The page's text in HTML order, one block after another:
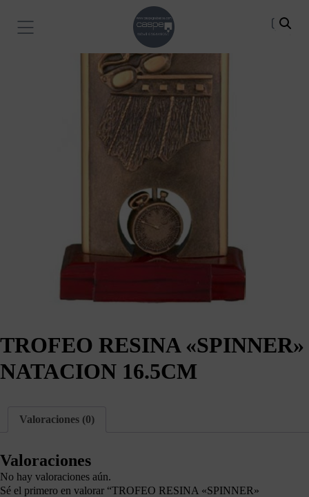
TROFEO RESINA «SPINNER»
NATACION 16.5CM
Valoraciones (0)
Valoraciones
No hay valoraciones aún.
Sé el primero en valorar “TROFEO RESINA «SPINNER»